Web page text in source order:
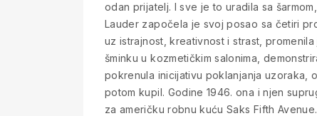
odan prijatelj. I sve je to uradila sa
Lauder započela je svoj posao sa četiri
uz istrajnost, kreativnost i strast,
šminku u kozmetičkim salonima,
pokrenula inicijativu poklanjanja
potom kupil. Godine 1946. ona i njen
za američku robnu kuću Saks Fifth